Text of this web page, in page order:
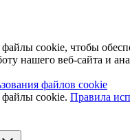
cookie, чтобы
нашего веб-сайта и
файлов cookie
cookie. Правила